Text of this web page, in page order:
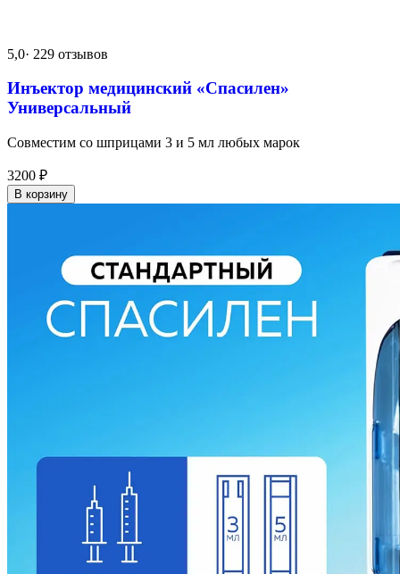
5,0· 229 отзывов
Инъектор медицинский «Спасилен»
Универсальный
Совместим со шприцами 3 и 5 мл любых марок
3200 ₽
В корзину